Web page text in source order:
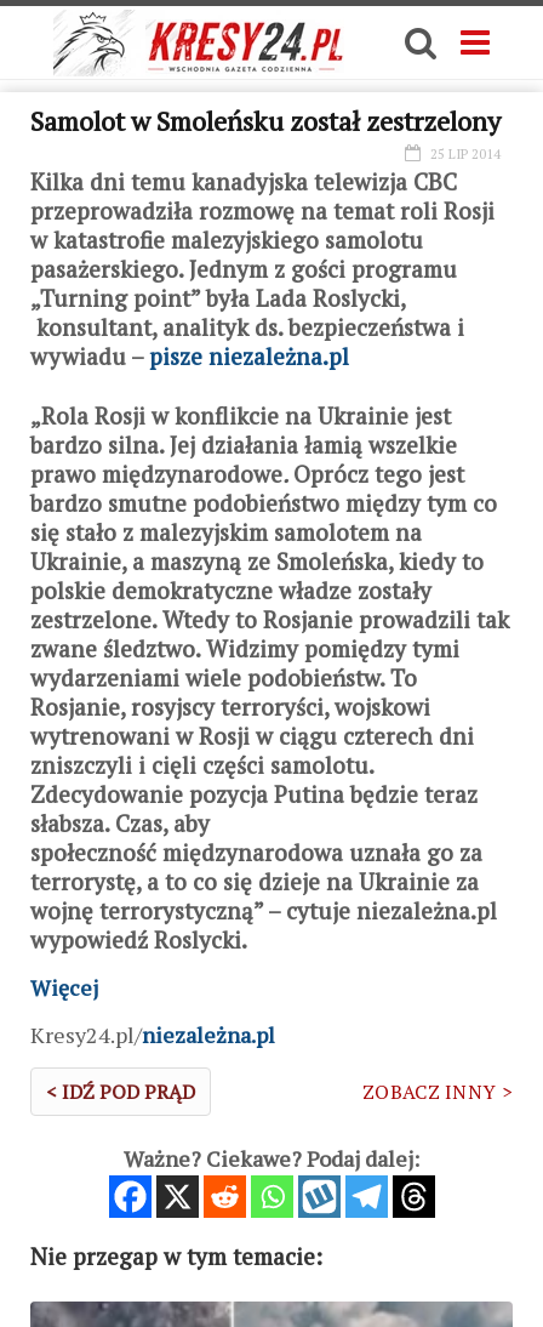
Samolot w Smoleńsku został zestrzelony
25 LIP 2014
Kilka dni temu kanadyjska telewizja CBC
przeprowadziła rozmowę na temat roli Rosji
w katastrofie malezyjskiego samolotu
pasażerskiego. Jednym z gości programu
„Turning point” była Lada Roslycki,
konsultant, analityk ds. bezpieczeństwa i
wywiadu –pisze niezależna.pl
„Rola Rosji w konflikcie na Ukrainie jest
bardzo silna. Jej działania łamią wszelkie
prawo międzynarodowe. Oprócz tego jest
bardzo smutne podobieństwo między tym co
się stało z malezyjskim samolotem na
Ukrainie, a maszyną ze Smoleńska, kiedy to
polskie demokratyczne władze zostały
zestrzelone. Wtedy to Rosjanie prowadzili tak
zwane śledztwo. Widzimy pomiędzy tymi
wydarzeniami wiele podobieństw. To
Rosjanie, rosyjscy terroryści, wojskowi
wytrenowani w Rosji w ciągu czterech dni
zniszczyli i cięli części samolotu.
Zdecydowanie pozycja Putina będzie teraz
słabsza. Czas, aby
społeczność międzynarodowa uznała go za
terrorystę, a to co się dzieje na Ukrainie za
wojnę terrorystyczną” – cytuje niezależna.pl
wypowiedź Roslycki.
Więcej
Kresy24.pl/niezależna.pl
< IDŹ POD PRĄD ZOBACZ INNY >
Ważne? Ciekawe? Podaj dalej:
Nie przegap w tym temacie: